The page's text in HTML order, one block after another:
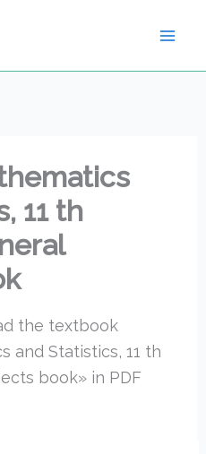
11 th
the textbook
and Statistics, 11 th
book» in PDF